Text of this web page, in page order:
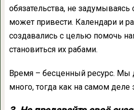
обязательства, не задумываясь
может привести. Календари и
создавались с целью помочь
становиться их рабами.
Время – бесценный ресурс. Мы
много, тогда как на самом деле